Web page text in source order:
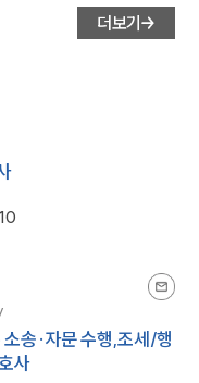
더보기
송·자문 수행,조세/행
사